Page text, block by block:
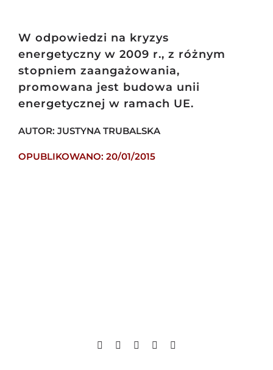
W odpowiedzi na kryzys
energetyczny w 2009 r., z różnym
stopniem zaangażowania,
promowana jest budowa unii
energetycznej w ramach UE.
AUTOR: JUSTYNA TRUBALSKA
OPUBLIKOWANO: 20/01/2015